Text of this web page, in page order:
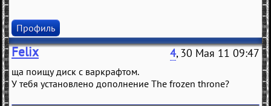
Профиль
Felix 4, 30 Мая 11 09:47
ща поищу диск с варкрафтом.
У тебя установлено дополнение The frozen throne?